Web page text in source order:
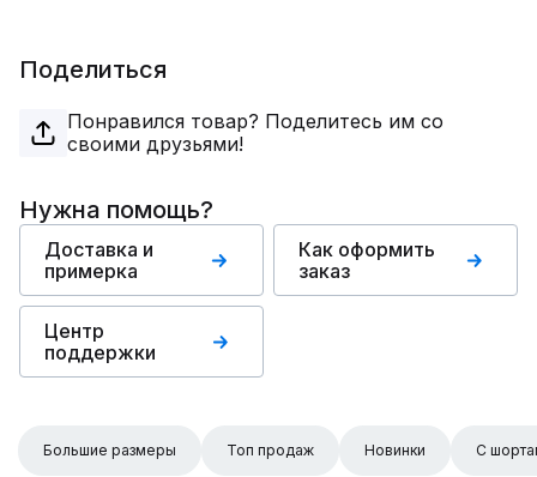
Поделиться
Понравился товар? Поделитесь им со
своими друзьями!
Нужна помощь?
Доставка и
примерка
Как оформить
заказ
Центр
поддержки
Большие размеры Топ продаж Новинки С